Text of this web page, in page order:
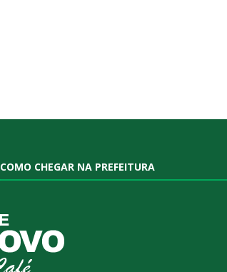
COMO CHEGAR NA PREFEITURA